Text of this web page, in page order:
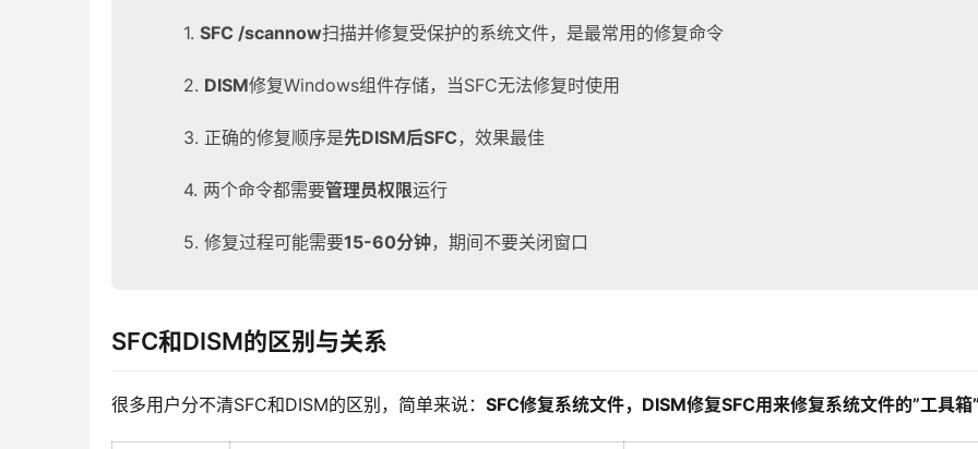
1. SFC /scannow扫描并修复受保护的系统文件，是最常用的修复命令
2. DISM修复Windows组件存储，当SFC无法修复时使用
3. 正确的修复顺序是先DISM后SFC，效果最佳
4. 两个命令都需要管理员权限运行
5. 修复过程可能需要15-60分钟，期间不要关闭窗口
SFC和DISM的区别与关系
很多用户分不清SFC和DISM的区别，简单来说： SFC修复系统文件，DISM修复SFC用来修复系统文件的”工具箱